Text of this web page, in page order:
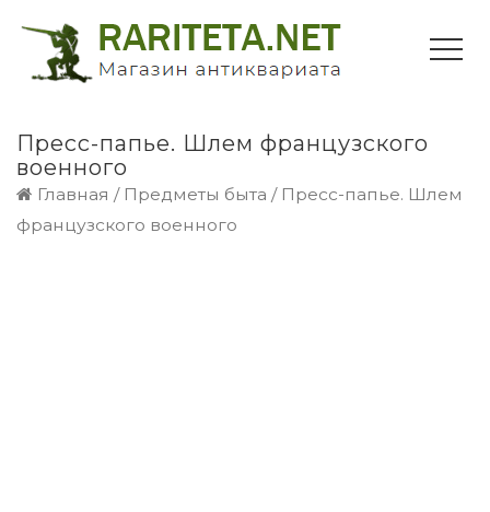
Пресс-папье. Шлем французского
военного
Главная / Предметы быта / Пресс-папье. Шлем
французского военного